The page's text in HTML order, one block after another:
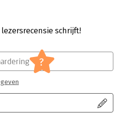
analysis and discussion of the
experience, and leading
governance, this book
of this important topic and the
financial institutions.
en effectenrecht
EU Financial Regulation Series
schrijft!
?